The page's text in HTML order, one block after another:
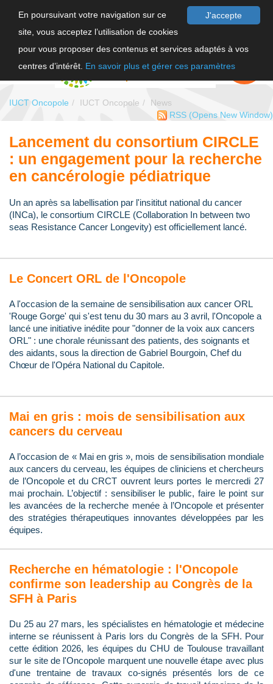
J'accepte
En poursuivant votre navigation sur ce
site, vous acceptez l’utilisation de cookies
pour vous proposer des contenus et services adaptés à vos
centres d’intérêt. En savoir plus et gérer ces paramètres
FAIRE UN
DON
IUCT Oncopole IUCT Oncopole
News
RSS (Opens New Window)
Lancement du consortium CIRCLE
: un engagement pour la recherche
en cancérologie pédiatrique
Un an après sa labellisation par l'insititut national du cancer
(INCa), le consortium CIRCLE (Collaboration In between two
seas Resistance Cancer Longevity) est officiellement lancé.
Le Concert ORL de l'Oncopole
A l'occasion de la semaine de sensibilisation aux cancer ORL
'Rouge Gorge' qui s'est tenu du 30 mars au 3 avril, l'Oncopole a
lancé une initiative inédite pour "donner de la voix aux cancers
ORL" : une chorale réunissant des patients, des soignants et
des aidants, sous la direction de Gabriel Bourgoin, Chef du
Chœur de l'Opéra National du Capitole.
Mai en gris : mois de sensibilisation aux
cancers du cerveau
A l’occasion de « Mai en gris », mois de sensibilisation mondiale
aux cancers du cerveau, les équipes de cliniciens et chercheurs
de l’Oncopole et du CRCT ouvrent leurs portes le mercredi 27
mai prochain. L’objectif : sensibiliser le public, faire le point sur
les avancées de la recherche menée à l’Oncopole et présenter
des stratégies thérapeutiques innovantes développées par les
équipes.
Recherche en hématologie : l'Oncopole
confirme son leadership au Congrès de la
SFH à Paris
Du 25 au 27 mars, les spécialistes en hématologie et médecine
interne se réunissent à Paris lors du Congrès de la SFH. Pour
cette édition 2026, les équipes du CHU de Toulouse travaillant
sur le site de l'Oncopole marquent une nouvelle étape avec plus
d'une trentaine de travaux co-signés présentés lors de ce